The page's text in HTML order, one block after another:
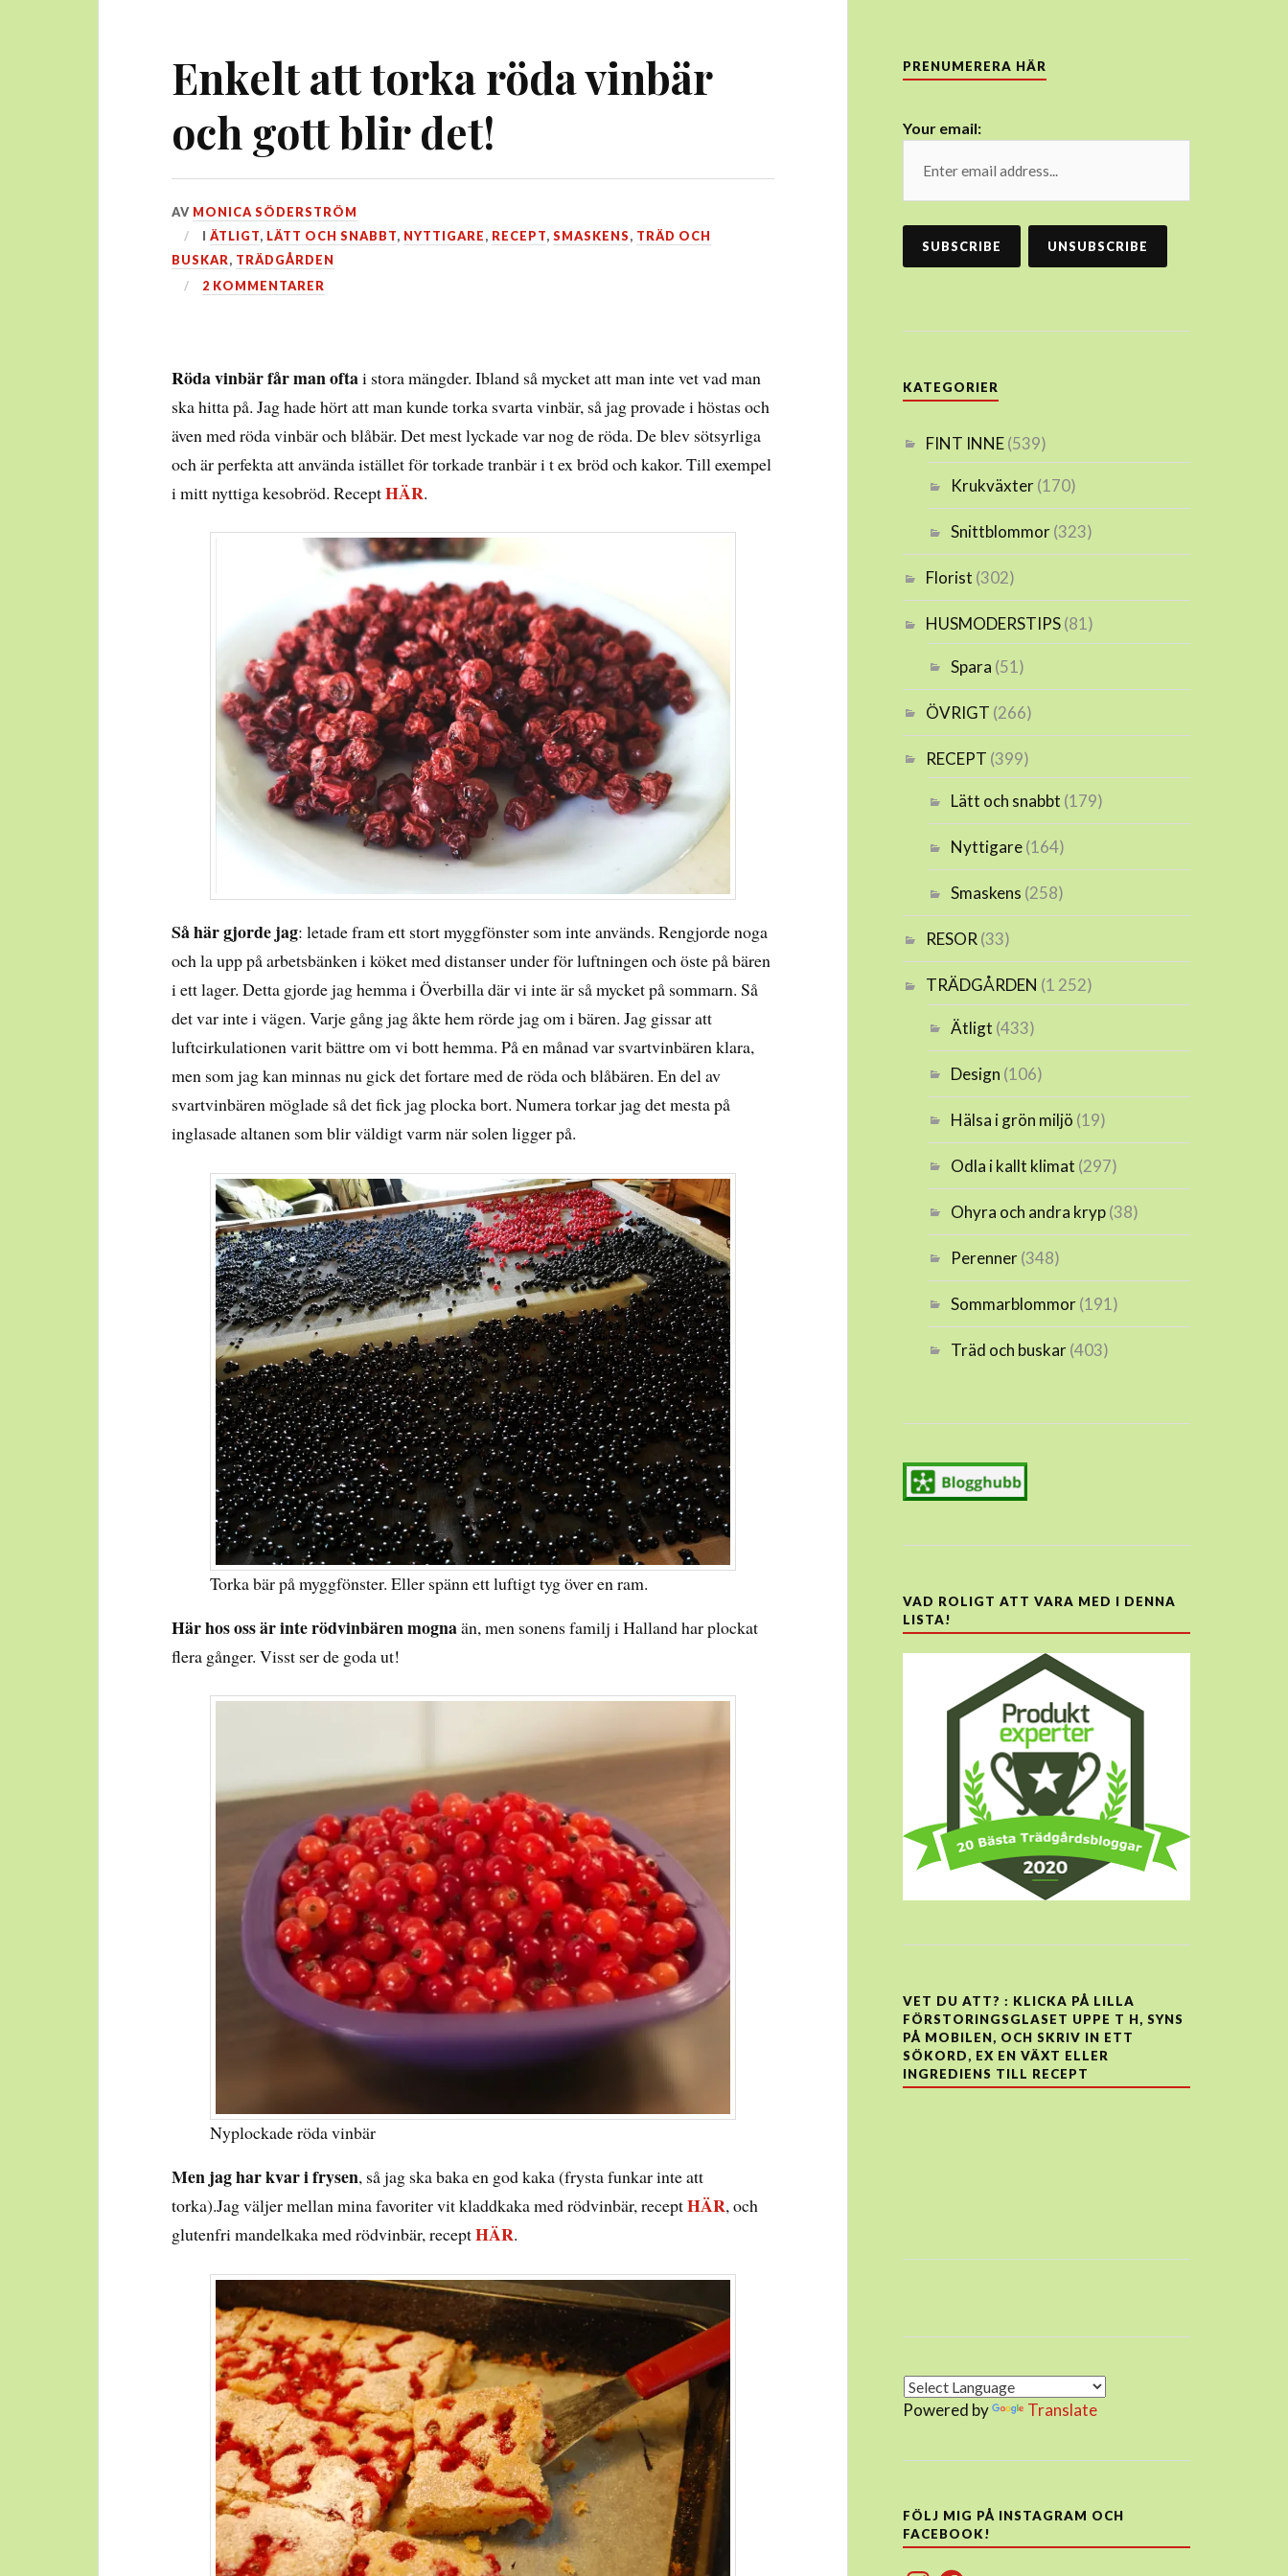
Enkelt att torka röda vinbär
och gott blir det!
DEN
24
JULI,
2020
AV MONICA SÖDERSTRÖM
I ÄTLIGT, LÄTT OCH SNABBT, NYTTIGARE, RECEPT, SMASKENS, TRÄD OCH
BUSKAR, TRÄDGÅRDEN
2 KOMMENTARER
Röda vinbär får man oftai stora mängder. Ibland så mycket att man inte vet vad man
ska hitta på. Jag hade hört att man kunde torka svarta vinbär, så jag provade i höstas och
även med röda vinbär och blåbär. Det mest lyckade var nog de röda. De blev sötsyrliga
och är perfekta att använda istället för torkade tranbär i t ex bröd och kakor. Till exempel
i mitt nyttiga kesobröd. ReceptHÄR.
Så här gjorde jag: letade fram ett stort myggfönster som inte används. Rengjorde noga
och la upp på arbetsbänken i köket med distanser under för luftningen och öste på bären
i ett lager. Detta gjorde jag hemma i Överbilla där vi inte är så mycket på sommarn. Så
det var inte i vägen. Varje gång jag åkte hem rörde jag om i bären. Jag gissar att
luftcirkulationen varit bättre om vi bott hemma. På en månad var svartvinbären klara,
men som jag kan minnas nu gick det fortare med de röda och blåbären. En del av
svartvinbären möglade så det fick jag plocka bort. Numera torkar jag det mesta på
inglasade altanen som blir väldigt varm när solen ligger på.
Torka bär på myggfönster. Eller spänn ett luftigt tyg över en ram.
Här hos oss är inte rödvinbären mognaän, men sonens familj i Halland har plockat
flera gånger. Visst ser de goda ut!
Nyplockade röda vinbär
Men jag har kvar i frysen, så jag ska baka en god kaka (frysta funkar inte att
torka).Jag väljer mellan mina favoriter vit kladdkaka med rödvinbär, receptHÄR, och
glutenfri mandelkaka med rödvinbär, receptHÄR.
PRENUMERERA HÄR
Your email:
KATEGORIER
FINT INNE(539)
Krukväxter(170)
Snittblommor(323)
Florist (302)
HUSMODERSTIPS(81)
Spara (51)
ÖVRIGT (266)
RECEPT (399)
Lätt och snabbt (179)
Nyttigare(164)
Smaskens (258)
RESOR (33)
TRÄDGÅRDEN (1 252)
Ätligt (433)
Design (106)
Hälsa i grön miljö (19)
Odla i kallt klimat (297)
Ohyra och andra kryp(38)
Perenner(348)
Sommarblommor(191)
Träd och buskar(403)
VAD ROLIGT ATT VARA MED I DENNA
LISTA!
VET DU ATT? : KLICKA PÅ LILLA
FÖRSTORINGSGLASET UPPE T H, SYNS
PÅ MOBILEN, OCH SKRIV IN ETT
SÖKORD, EX EN VÄXT ELLER
INGREDIENS TILL RECEPT
Powered by Translate
FÖLJ MIG PÅ INSTAGRAM OCH
FACEBOOK!